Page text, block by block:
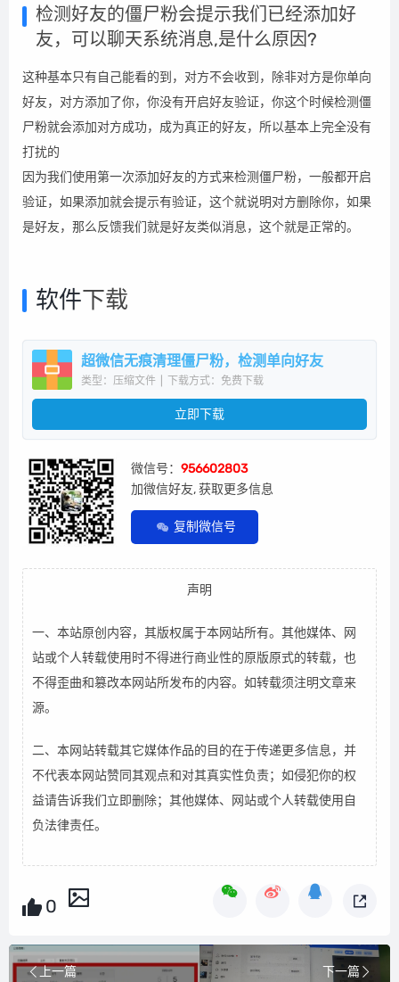
检测好友的僵尸粉会提示我们已经添加好
友，可以聊天系统消息,是什么原因?
这种基本只有自己能看的到，对方不会收到，除非对方是你单向
好友，对方添加了你，你没有开启好友验证，你这个时候检测僵
尸粉就会添加对方成功，成为真正的好友，所以基本上完全没有
打扰的
因为我们使用第一次添加好友的方式来检测僵尸粉，一般都开启
验证，如果添加就会提示有验证，这个就说明对方删除你，如果
是好友，那么反馈我们就是好友类似消息，这个就是正常的。
软件下载
超微信无痕清理僵尸粉，检测单向好友
类型：压缩文件 下载方式：免费下载
立即下载
微信号： 956602803
加微信好友, 获取更多信息
复制微信号
声明
一、本站原创内容，其版权属于本网站所有。其他媒体、网
站或个人转载使用时不得进行商业性的原版原式的转载，也
不得歪曲和篡改本网站所发布的内容。如转载须注明文章来
源。
二、本网站转载其它媒体作品的目的在于传递更多信息，并
不代表本网站赞同其观点和对其真实性负责；如侵犯你的权
益请告诉我们立即删除；其他媒体、网站或个人转载使用自
负法律责任。
0
上一篇 下一篇